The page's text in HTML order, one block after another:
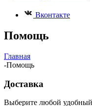
Вконтакте
Помощь
Главная
-Помощь
Доставка
Выберите любой